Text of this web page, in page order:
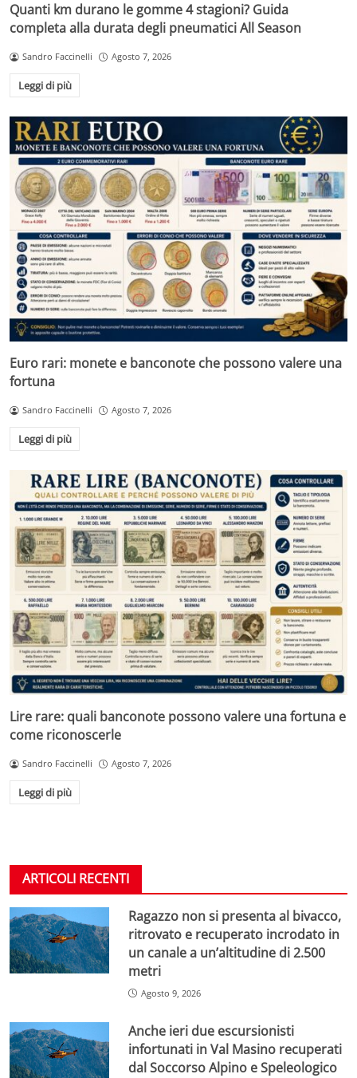
Quanti km durano le gomme 4 stagioni? Guida
completa alla durata degli pneumatici All Season
Sandro Faccinelli Agosto 7, 2026
Leggi di più
Euro rari: monete e banconote che possono valere una
fortuna
Sandro Faccinelli Agosto 7, 2026
Leggi di più
Lire rare: quali banconote possono valere una fortuna e
come riconoscerle
Sandro Faccinelli Agosto 7, 2026
Leggi di più
ARTICOLI RECENTI
Ragazzo non si presenta al bivacco,
ritrovato e recuperato incrodato in
un canale a un’altitudine di 2.500
metri
Agosto 9, 2026
Anche ieri due escursionisti
infortunati in Val Masino recuperati
dal Soccorso Alpino e Speleologico